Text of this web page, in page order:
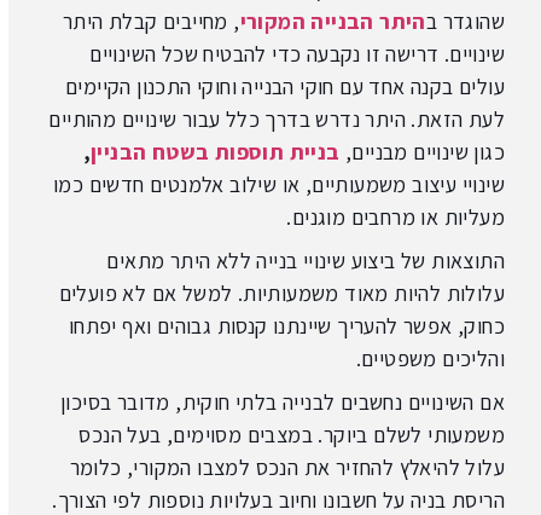
שהוגדר בהיתר הבנייה המקורי, מחייבים קבלת היתר
שינויים. דרישה זו נקבעה כדי להבטיח שכל השינויים
עולים בקנה אחד עם חוקי הבנייה וחוקי התכנון הקיימים
לעת הזאת. היתר נדרש בדרך כלל עבור שינויים מהותיים
כגון שינויים מבניים, בניית תוספות בשטח הבניין,
שינויי עיצוב משמעותיים, או שילוב אלמנטים חדשים כמו
מעליות או מרחבים מוגנים.
התוצאות של ביצוע שינויי בנייה ללא היתר מתאים
עלולות להיות מאוד משמעותיות. למשל אם לא פועלים
כחוק, אפשר להעריך שיינתנו קנסות גבוהים ואף יפתחו
והליכים משפטיים.
אם השינויים נחשבים לבנייה בלתי חוקית, מדובר בסיכון
משמעותי לשלם ביוקר. במצבים מסוימים, בעל הנכס
עלול להיאלץ להחזיר את הנכס למצבו המקורי, כלומר
הריסת בניה על חשבונו וחיוב בעלויות נוספות לפי הצורך.